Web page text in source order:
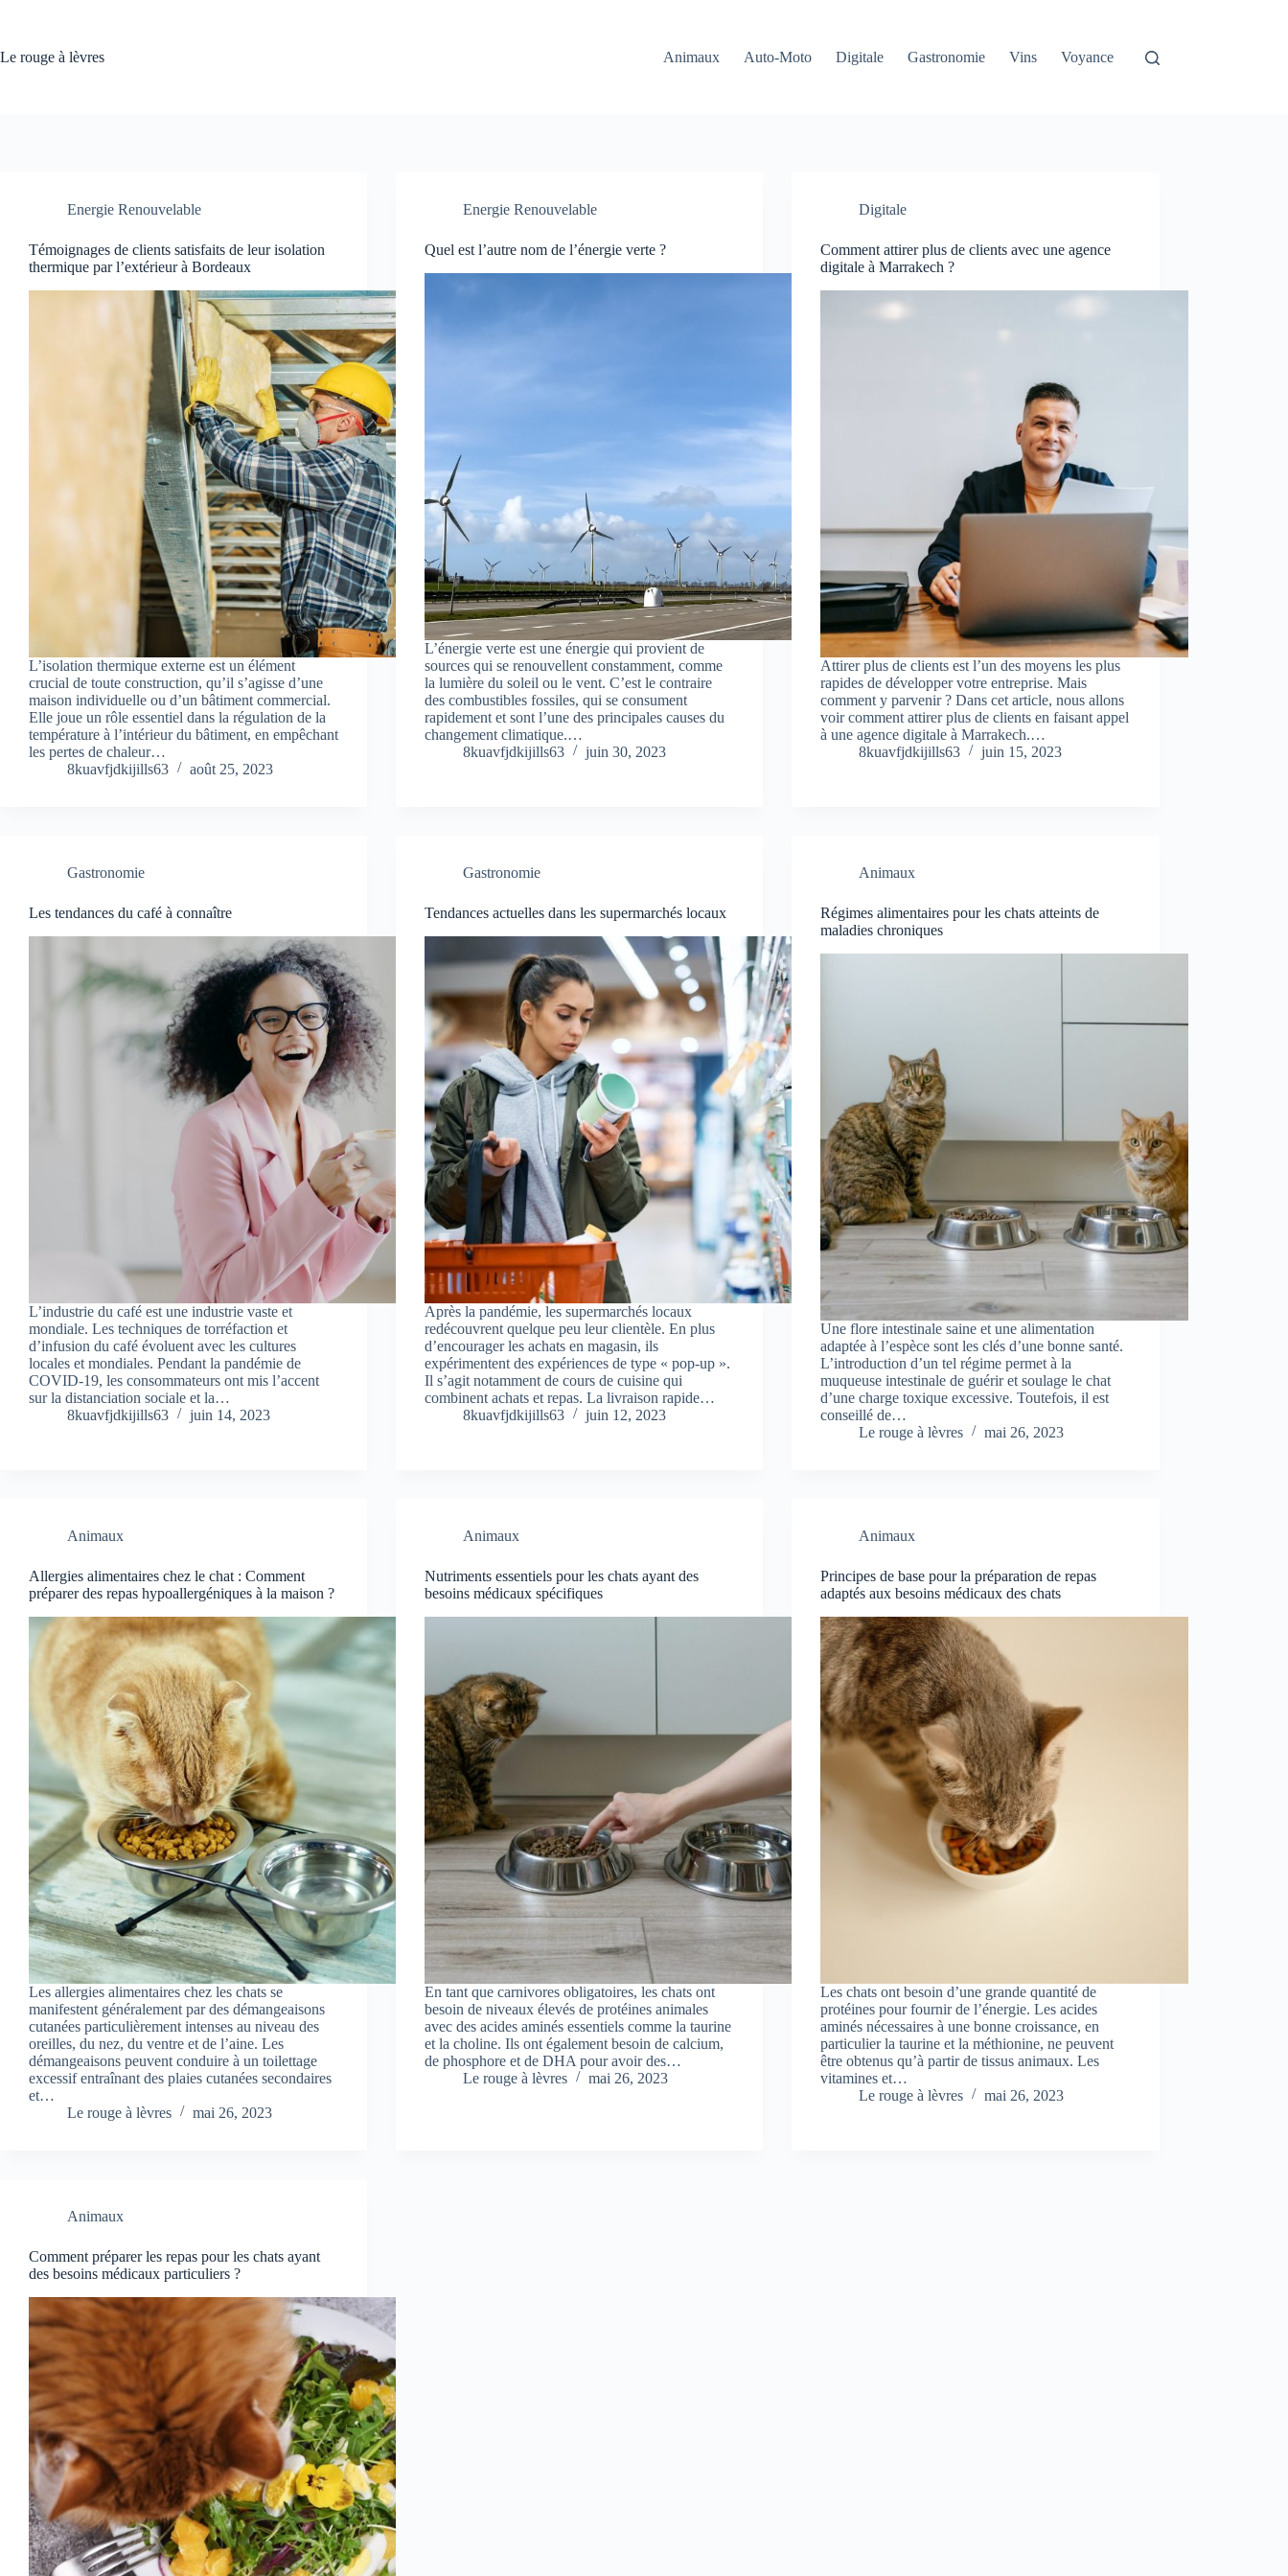
Le rouge à lèvres
Animaux Auto-Moto Digitale Gastronomie Vins Voyance
Energie Renouvelable
Témoignages de clients satisfaits de leur isolation
thermique par l’extérieur à Bordeaux
L’isolation thermique externe est un élément
crucial de toute construction, qu’il s’agisse d’une
maison individuelle ou d’un bâtiment commercial.
Elle joue un rôle essentiel dans la régulation de la
température à l’intérieur du bâtiment, en empêchant
les pertes de chaleur…
8kuavfjdkijills63
août 25, 2023
Energie Renouvelable
Quel est l’autre nom de l’énergie verte ?
L’énergie verte est une énergie qui provient de
sources qui se renouvellent constamment, comme
la lumière du soleil ou le vent. C’est le contraire
des combustibles fossiles, qui se consument
rapidement et sont l’une des principales causes du
changement climatique.…
8kuavfjdkijills63
juin 30, 2023
Digitale
Comment attirer plus de clients avec une agence
digitale à Marrakech ?
Attirer plus de clients est l’un des moyens les plus
rapides de développer votre entreprise. Mais
comment y parvenir ? Dans cet article, nous allons
voir comment attirer plus de clients en faisant appel
à une agence digitale à Marrakech.…
8kuavfjdkijills63
juin 15, 2023
Gastronomie
Les tendances du café à connaître
L’industrie du café est une industrie vaste et
mondiale. Les techniques de torréfaction et
d’infusion du café évoluent avec les cultures
locales et mondiales. Pendant la pandémie de
COVID-19, les consommateurs ont mis l’accent
sur la distanciation sociale et la…
8kuavfjdkijills63
juin 14, 2023
Gastronomie
Tendances actuelles dans les supermarchés locaux
Après la pandémie, les supermarchés locaux
redécouvrent quelque peu leur clientèle. En plus
d’encourager les achats en magasin, ils
expérimentent des expériences de type « pop-up ».
Il s’agit notamment de cours de cuisine qui
combinent achats et repas. La livraison rapide…
8kuavfjdkijills63
juin 12, 2023
Animaux
Régimes alimentaires pour les chats atteints de
maladies chroniques
Une flore intestinale saine et une alimentation
adaptée à l’espèce sont les clés d’une bonne santé.
L’introduction d’un tel régime permet à la
muqueuse intestinale de guérir et soulage le chat
d’une charge toxique excessive. Toutefois, il est
conseillé de…
Le rouge à lèvres
mai 26, 2023
Animaux
Allergies alimentaires chez le chat : Comment
préparer des repas hypoallergéniques à la maison ?
Les allergies alimentaires chez les chats se
manifestent généralement par des démangeaisons
cutanées particulièrement intenses au niveau des
oreilles, du nez, du ventre et de l’aine. Les
démangeaisons peuvent conduire à un toilettage
excessif entraînant des plaies cutanées secondaires
et…
Le rouge à lèvres
mai 26, 2023
Animaux
Nutriments essentiels pour les chats ayant des
besoins médicaux spécifiques
En tant que carnivores obligatoires, les chats ont
besoin de niveaux élevés de protéines animales
avec des acides aminés essentiels comme la taurine
et la choline. Ils ont également besoin de calcium,
de phosphore et de DHA pour avoir des…
Le rouge à lèvres
mai 26, 2023
Animaux
Principes de base pour la préparation de repas
adaptés aux besoins médicaux des chats
Les chats ont besoin d’une grande quantité de
protéines pour fournir de l’énergie. Les acides
aminés nécessaires à une bonne croissance, en
particulier la taurine et la méthionine, ne peuvent
être obtenus qu’à partir de tissus animaux. Les
vitamines et…
Le rouge à lèvres
mai 26, 2023
Animaux
Comment préparer les repas pour les chats ayant
des besoins médicaux particuliers ?